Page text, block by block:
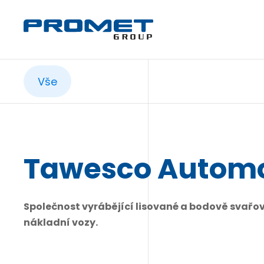
Vše
Tawesco
Společnost vyrábějící lisované a bodově
nákladní vozy.